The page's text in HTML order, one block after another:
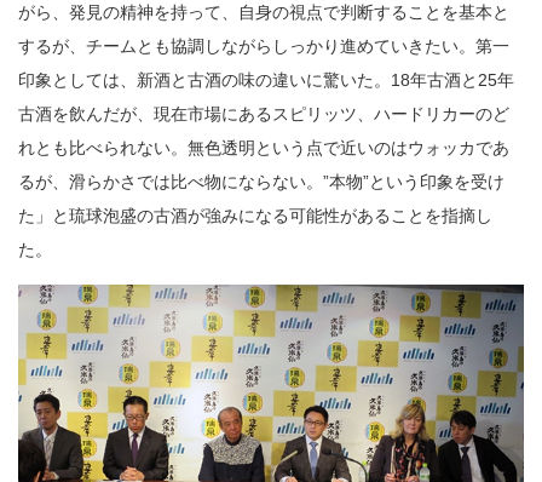
がら、発見の精神を持って、自身の視点で判断することを基本と
するが、チームとも協調しながらしっかり進めていきたい。第一
印象としては、新酒と古酒の味の違いに驚いた。18年古酒と25年
古酒を飲んだが、現在市場にあるスピリッツ、ハードリカーのど
れとも比べられない。無色透明という点で近いのはウォッカであ
るが、滑らかさでは比べ物にならない。”本物”という印象を受け
た」と琉球泡盛の古酒が強みになる可能性があることを指摘し
た。